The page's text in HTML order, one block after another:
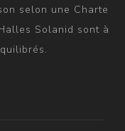
selon une Charte
Solanid sont à